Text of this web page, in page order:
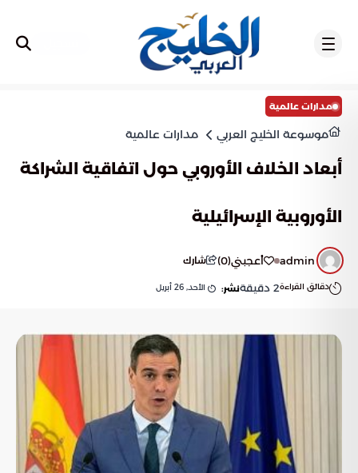
مدارات عالمية
موسوعة الخليج العربي مدارات عالمية
أبعاد الخلاف الأوروبي حول اتفاقية الشراكة
الأوروبية الإسرائيلية
admin أعجبني(
0
) شارك
دقائق القراءة2 دقيقةنشر: الأحد, 26 أبريل